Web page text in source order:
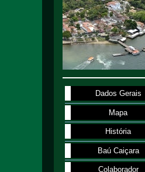
Dados Gerais
Mapa
História
Baú Caiçara
Colaborador